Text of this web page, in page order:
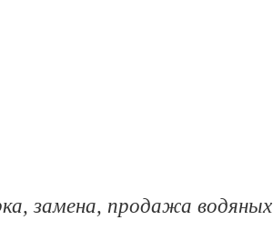
замена, продажа